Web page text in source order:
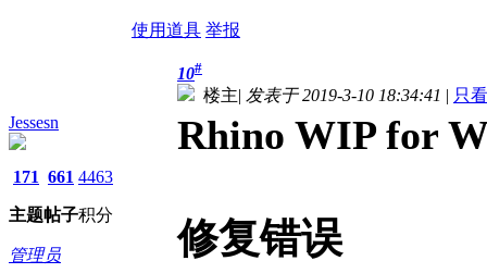
使用道具 举报
Jessesn
171
主题
661
帖子
4463
积分
管理员
10#
楼主| 发表于 2019-3-10 18:34:41 | 只
Rhino WIP for
修复错误